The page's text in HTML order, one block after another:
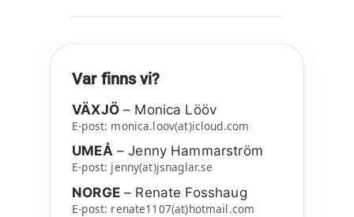
Var finns vi?
VÄXJÖ– Monica Lööv
E-post: monica.loov(at)icloud.com
UMEÅ– Jenny Hammarström
E-post: jenny(at)jsnaglar.se
NORGE– Renate Fosshaug
E-post: renate1107(at)hotmail.com